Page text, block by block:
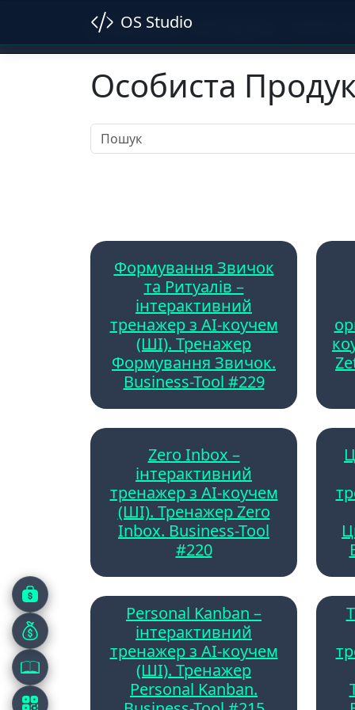
OS Studio
[</> OS Studio]>
Особиста
Формування Звичок
та Ритуалів –
інтерактивний
тренажер з AI-коучем
(ШІ). Тренажер
Формування Звичок.
Business-Tool #229
Zero Inbox –
інтерактивний
тренажер з AI-коучем
(ШІ). Тренажер Zero
Inbox. Business-Tool
#220
Personal Kanban –
інтерактивний
тренажер з AI-коучем
(ШІ). Тренажер
Personal Kanban.